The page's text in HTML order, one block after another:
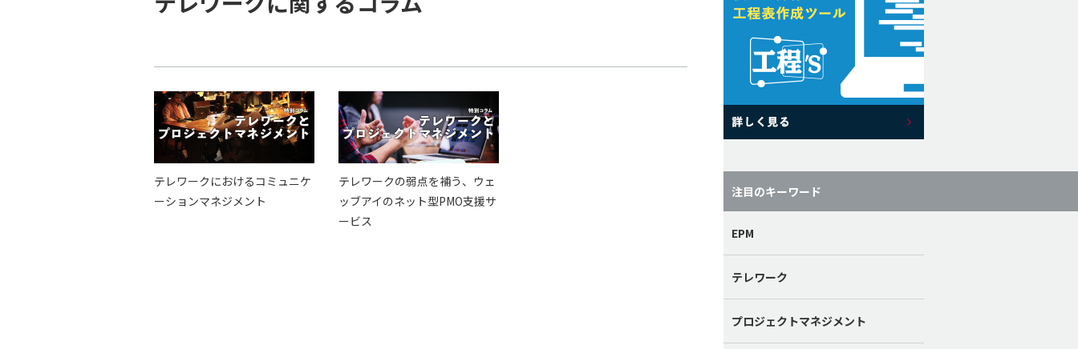
テレワークにおけるコミュニケ
ーションマネジメント
テレワークの弱点を補う、ウェ
ッブアイのネット型PMO支援サ
ービス
注目のキーワード
EPM
テレワーク
プロジェクトマネジメント